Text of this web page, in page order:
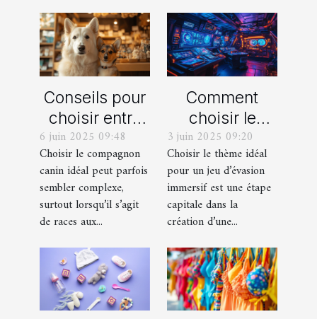
Conseils pour
choisir entre
un berger
blanc suisse
et un berger
américain
miniature
6 juin 2025 09:48
Choisir le compagnon
canin idéal peut parfois
sembler complexe,
surtout lorsqu’il s’agit
de races aux...
Comment
choisir le
thème parfait
pour votre
prochain jeu
d'évasion
immersif
3 juin 2025 09:20
Choisir le thème idéal
pour un jeu d’évasion
immersif est une étape
capitale dans la
création d’une...